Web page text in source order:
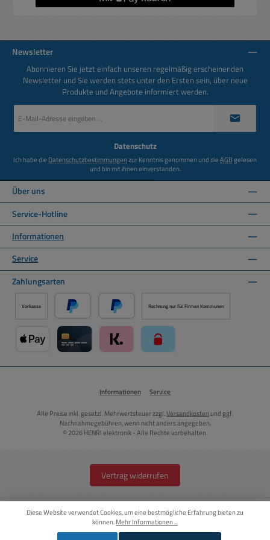
Newsletter
Abonnieren Sie jetzt einfach unseren regelmäßig erscheinenden
Newsletter und Sie werden stets unter den Ersten sein, über neue
Produkte und Angebote informiert werden.
Mail-
Datenschutz
Ich habe die Datenschutzbestimmungenzur Kenntnis genommen und dieAGBgelesen
und bin mit ihnen einverstanden.
Über uns
Service-Hotline
Informationen
Service
Zahlungsarten
Vorkasse
PayPal Später Bezahlen über PayPal
Rechnung nur für Firmen Kommunen
Informationen Service
Alle Preise inkl. gesetzl. Mehrwertsteuer zzgl.Versandkosten und ggf.
Nachnahmegebühren, wenn nicht anders angegeben.
© 2026 HENRI elektronik - Alle Rechte vorbehalten.
Vertrag widerrufen
Diese Website verwendet Cookies, um eine bestmögliche Erfahrung bieten zu
können.Mehr Informationen ...